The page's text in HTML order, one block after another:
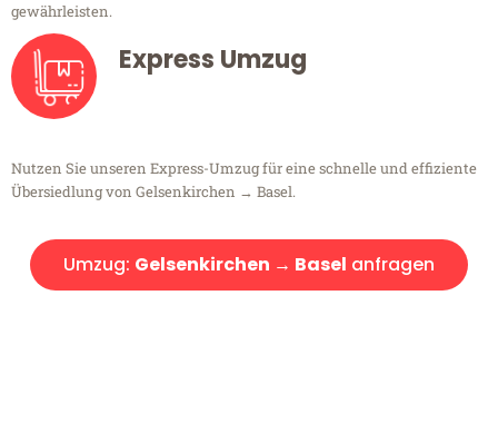
gewährleisten.
Express Umzug
Nutzen Sie unseren Express-Umzug für eine schnelle und effiziente
Übersiedlung von Gelsenkirchen → Basel.
Umzug: Gelsenkirchen → Basel anfragen